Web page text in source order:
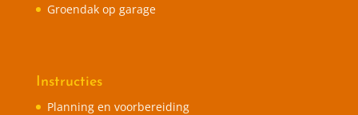
Groendak op garage
Instructies
Planning en voorbereiding